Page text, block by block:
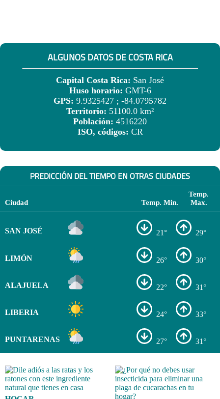
ALGUNOS DATOS DE COSTA RICA
Capital Costa Rica: San José
Huso horario: GMT-6
GPS: 9.9325427 ; -84.0795782
Territorio: 51100.0 km²
Población: 4516220
ISO, códigos: CR
PREDICCIÓN DEL TIEMPO EN OTRAS CIUDADES
Ciudad Temp. Min.
Temp.
Max.
SAN JOSÉ 21° 29°
LIMÓN 26° 30°
ALAJUELA 22° 31°
LIBERIA 24° 33°
PUNTARENAS 27° 31°